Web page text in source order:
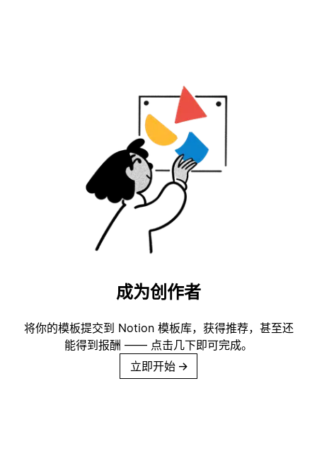
成为创作者
将你的模板提交到 Notion 模板库，获得推荐，甚至还
能得到报酬 —— 点击几下即可完成。
立即开始 →